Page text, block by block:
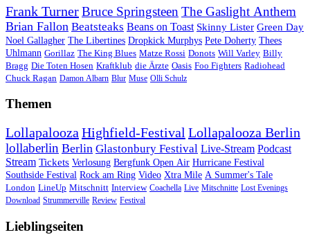
Frank TurnerBruce Springsteen The Gaslight Anthem
Brian Fallon Beatsteaks Beans on Toast Skinny Lister Green Day
Noel Gallagher The Libertines Dropkick Murphys Pete Doherty Thees
Uhlmann Gorillaz The King Blues Matze Rossi Donots Will Varley Billy
Bragg Die Toten Hosen Kraftklub die Ärzte Oasis Foo Fighters Radiohead
Chuck Ragan Damon Albarn Blur Muse Olli Schulz
Themen
Lollapalooza Highfield-Festival Lollapalooza Berlin
lollaberlin Berlin Glastonbury Festival Live-Stream Podcast
Stream Tickets Verlosung Bergfunk Open Air Hurricane Festival
Southside Festival Rock am Ring Video Xtra Mile A Summer's Tale
London LineUp Mitschnitt Interview Coachella Live Mitschnitte Lost Evenings
Download Strummerville Review Festival
Lieblingseiten